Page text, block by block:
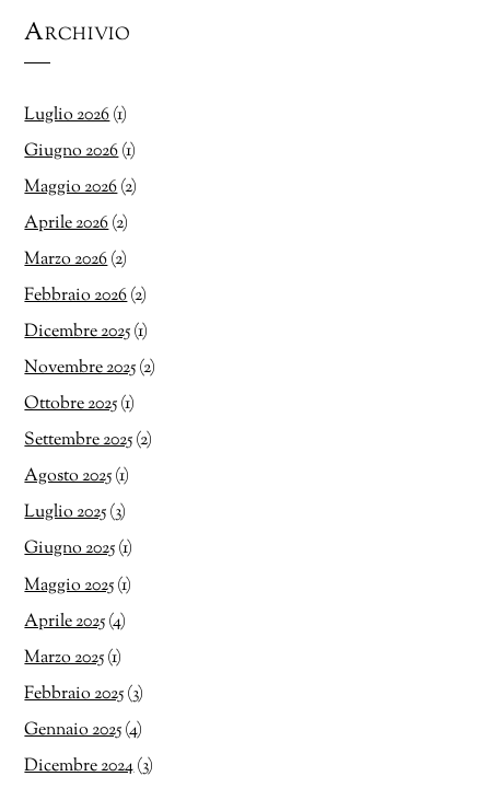
Archivio
Luglio 2026(1)
Giugno 2026(1)
Maggio 2026(2)
Aprile 2026(2)
Marzo 2026(2)
Febbraio 2026(2)
Dicembre 2025(1)
Novembre 2025(2)
Ottobre 2025(1)
Settembre 2025(2)
Agosto 2025(1)
Luglio 2025(3)
Giugno 2025(1)
Maggio 2025(1)
Aprile 2025(4)
Marzo 2025(1)
Febbraio 2025(3)
Gennaio 2025(4)
Dicembre 2024(3)